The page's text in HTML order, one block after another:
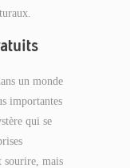
un monde
importantes
qui se
sourire, mais